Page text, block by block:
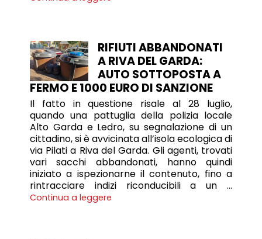
RIFIUTI ABBANDONATI
A RIVA DEL GARDA:
AUTO SOTTOPOSTA A
FERMO E 1000 EURO DI SANZIONE
Il fatto in questione risale al 28 luglio,
quando una pattuglia della polizia locale
Alto Garda e Ledro, su segnalazione di un
cittadino, si è avvicinata all’isola ecologica di
via Pilati a Riva del Garda. Gli agenti, trovati
vari sacchi abbandonati, hanno quindi
iniziato a ispezionarne il contenuto, fino a
rintracciare indizi riconducibili a un …
Continua a leggere